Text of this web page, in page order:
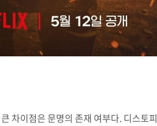
차이점은 문명의 존재 여부다. 디스토